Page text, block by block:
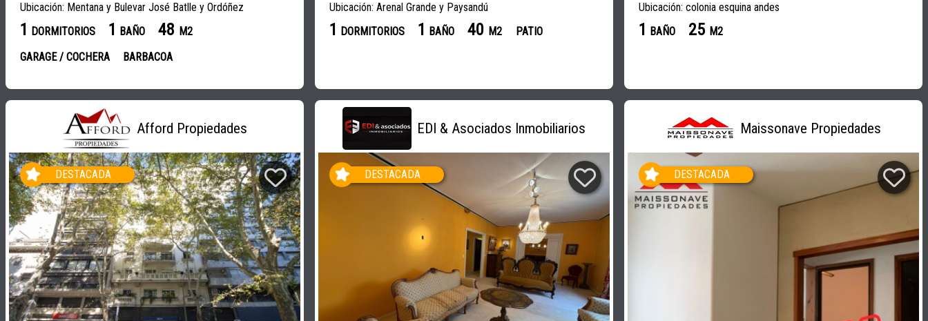
Ubicación: Mentana y Bulevar José Batlle y Ordóñez
1 DORMITORIOS 1 BAÑO 48 M2
GARAGE / COCHERA
BARBACOA
Ubicación: Arenal Grande y Paysandú
1 DORMITORIOS 1 BAÑO 40 M2 PATIO
Ubicación: colonia esquina andes
1 BAÑO 25 M2
Afford Propiedades
DESTACADA
EDI & Asociados Inmobiliarios
DESTACADA
Maissonave Propiedades
DESTACADA